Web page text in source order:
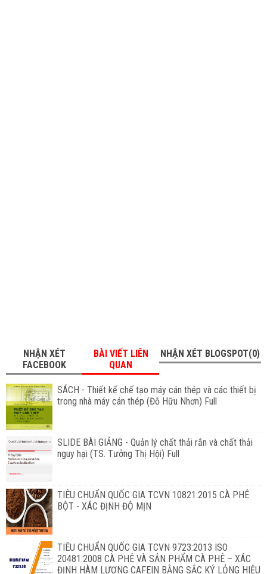
NHẬN XÉT
FACEBOOK
BÀI VIẾT LIÊN
QUAN
NHẬN XÉT BLOGSPOT(0)
SÁCH - Thiết kế chế tạo máy cán thép và các thiết bị
trong nhà máy cán thép (Đỗ Hữu Nhơn) Full
SLIDE BÀI GIẢNG - Quản lý chất thải rắn và chất thải
nguy hại (TS. Tưởng Thị Hội) Full
TIÊU CHUẨN QUỐC GIA TCVN 10821:2015 CÀ PHÊ
BỘT - XÁC ĐỊNH ĐỘ MỊN
TIÊU CHUẨN QUỐC GIA TCVN 9723:2013 ISO
20481:2008 CÀ PHÊ VÀ SẢN PHẨM CÀ PHÊ – XÁC
ĐỊNH HÀM LƯỢNG CAFEIN BẰNG SẮC KÝ LỎNG HIỆU